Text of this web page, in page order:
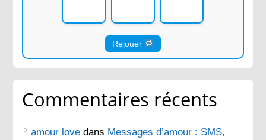
Rejouer
Commentaires récents
amour love dans Messages d’amour : SMS,